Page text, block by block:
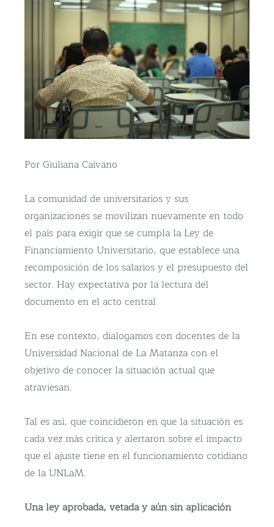
Por Giuliana Caivano
La comunidad de universitarios y sus
organizaciones se movilizan nuevamente en todo
el país para exigir que se cumpla la Ley de
Financiamiento Universitario, que establece una
recomposición de los salarios y el presupuesto del
sector. Hay expectativa por la lectura del
documento en el acto central
En ese contexto, dialogamos con docentes de la
Universidad Nacional de La Matanza con el
objetivo de conocer la situación actual que
atraviesan.
Tal es así, que coincidieron en que la situación es
cada vez más crítica y alertaron sobre el impacto
que el ajuste tiene en el funcionamiento cotidiano
de la UNLaM.
Una ley aprobada, vetada y aún sin aplicación